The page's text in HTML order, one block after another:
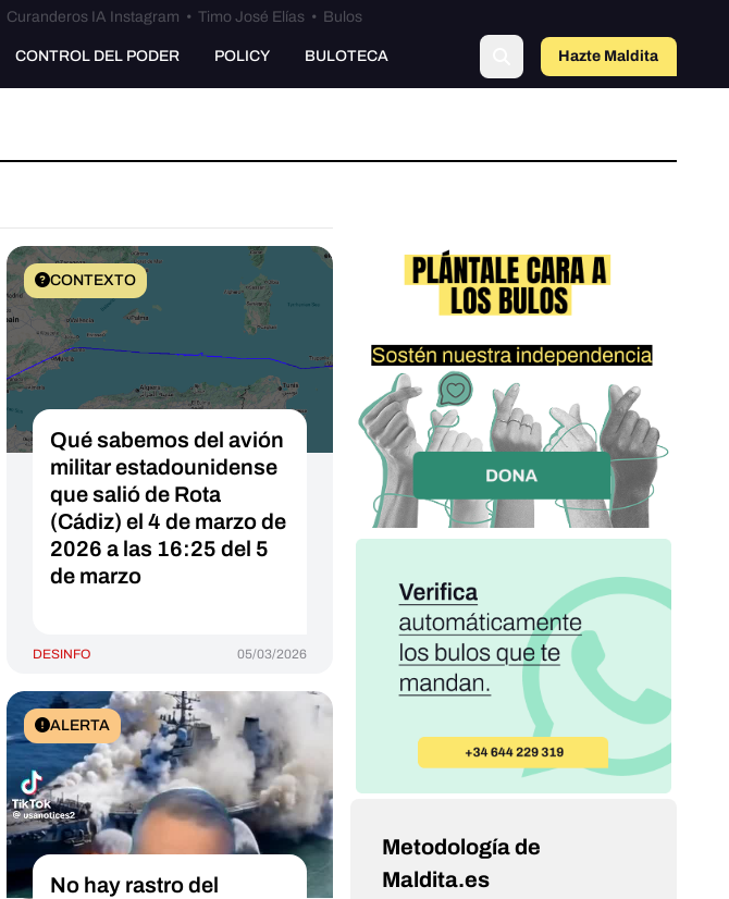
Curanderos IA Instagram • Timo José Elías• Bulos
CONTROL DEL PODER POLICY BULOTECA Hazte Maldita
CONTEXTO
Qué sabemos del avión
militar estadounidense
que salió de Rota
(Cádiz) el 4 de marzo de
2026 a las 16:25 del 5
de marzo
DESINFO 05/03/2026
ALERTA
No hay rastro del
Metodología de
Maldita.es